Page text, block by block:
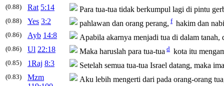
(0.88) Rat 5:14 Para tua-tua tidak berkumpul lagi di pintu
(0.88) Yes 3:2 pahlawan dan orang perang, f hakim dan
(0.86) Ayb 14:8 Apabila akarnya menjadi tua di dalam tanah,
(0.86) Ul 22:18 Maka haruslah para tua-tua d kota itu
(0.85) 1Raj 8:3 Setelah semua tua-tua Israel datang, maka
(0.83)
Mzm
Aku lebih mengerti dari pada orang-orang tua